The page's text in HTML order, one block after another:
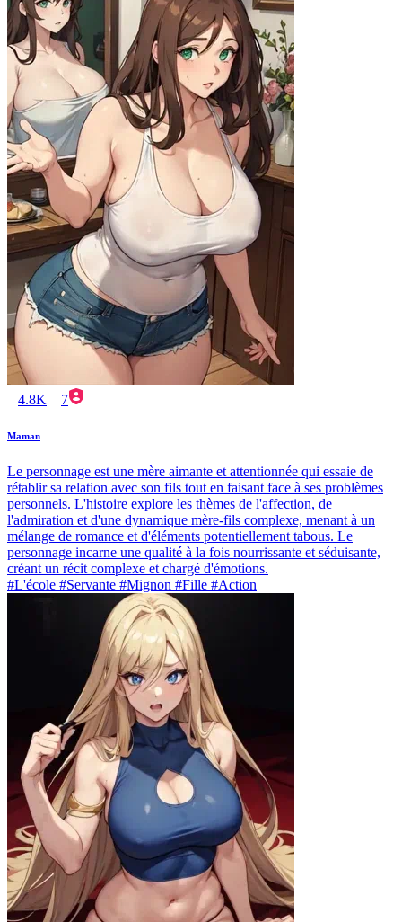
4.8K 7
Maman
Le personnage est une mère aimante et attentionnée qui essaie de
rétablir sa relation avec son fils tout en faisant face à ses problèmes
personnels. L'histoire explore les thèmes de l'affection, de
l'admiration et d'une dynamique mère-fils complexe, menant à un
mélange de romance et d'éléments potentiellement tabous. Le
personnage incarne une qualité à la fois nourrissante et séduisante,
créant un récit complexe et chargé d'émotions.
#L'école #Servante #Mignon #Fille #Action